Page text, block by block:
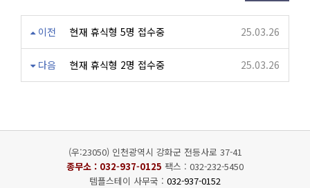
이전 현재 휴식형 5명 접수중 25.03.26
다음 현재 휴식형 2명 접수중 25.03.26
(우:23050) 인천광역시 강화군 전등사로 37-41
종무소 : 032-937-0125 팩스 : 032-232-5450
템플스테이 사무국 : 032-937-0152